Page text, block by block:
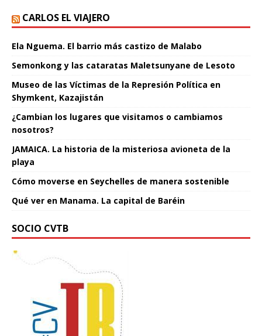
CARLOS EL VIAJERO
Ela Nguema. El barrio más castizo de Malabo
Semonkong y las cataratas Maletsunyane de Lesoto
Museo de las Víctimas de la Represión Política en
Shymkent, Kazajistán
¿Cambian los lugares que visitamos o cambiamos
nosotros?
JAMAICA. La historia de la misteriosa avioneta de la
playa
Cómo moverse en Seychelles de manera sostenible
Qué ver en Manama. La capital de Baréin
SOCIO CVTB